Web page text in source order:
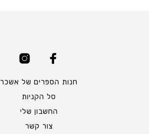
חנות הספרים של אשכר
סל הקניות
החשבון שלי
צור קשר